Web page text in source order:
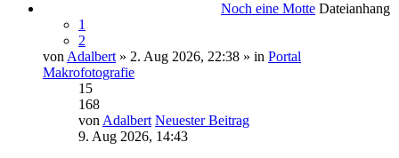
Noch eine Motte Dateianhang
1
2
von Adalbert » 2. Aug 2026, 22:38 » in Portal
Makrofotografie
15
168
von Adalbert Neuester Beitrag
9. Aug 2026, 14:43